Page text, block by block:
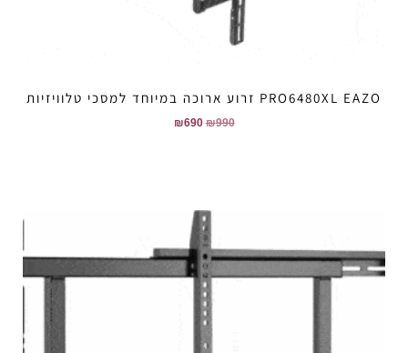
PRO6480XL EAZO זרוע ארוכה במיוחד למסכי טלוויזיות
₪990
₪690